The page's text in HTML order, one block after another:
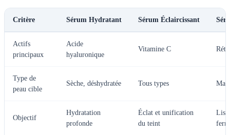
Critère Sérum Hydratant Sérum Éclaircissant
Actifs
principaux
Acide
hyaluronique
Vitamine C
Type de
peau cible
Sèche, déshydratée Tous types
Objectif
Hydratation
profonde
Éclat et unification
du teint